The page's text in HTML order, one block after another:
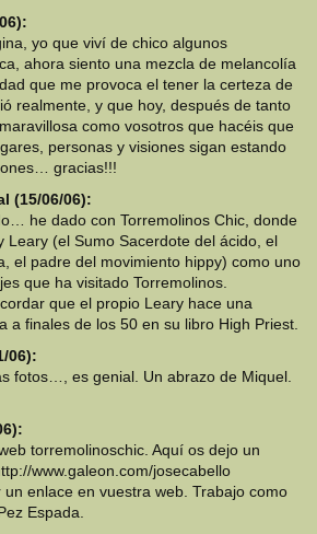
yo que viví de chico algunos
ahora siento una mezcla de melancolía
que me provoca el tener la certeza de
realmente, y que hoy, después de tanto
como vosotros que hacéis que
personas y visiones sigan estando
gracias!!!
(15/06/06):
he dado con Torremolinos Chic, donde
Leary (el Sumo Sacerdote del ácido, el
el padre del movimiento hippy) como uno
que ha visitado Torremolinos.
que el propio Leary hace una
a finales de los 50 en su libro High Priest.
06):
fotos…, es genial. Un abrazo de Miquel.
torremolinoschic. Aquí os dejo un
www.galeon.com/josecabello
enlace en vuestra web. Trabajo como
Espada.